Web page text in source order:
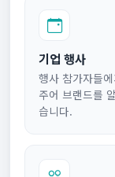
기업 행사
행사 참가자들
주어 브랜드를
습니다.